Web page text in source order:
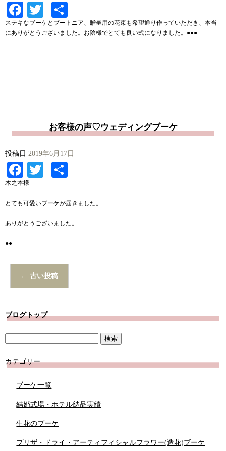
Facebook
Twitter
有
ステキなブーケとブートニア、贈呈用の花束も希望通り作っていただき、本当
にありがとうございました。お陰様でとても良い式になりました。●●●
お客様の声♡ウェディングブーケ
投稿日 2019年6月17日
Facebook
Twitter
木之本様
とても可愛いブーケが届きました。
ありがとうございました。
●●
← 古い投稿
ブログトップ
カテゴリー
ブーケ一覧
結婚式場・ホテル納品実績
生花のブーケ
プリザ・ドライ・アーティフィシャルフラワー(造花)ブーケ